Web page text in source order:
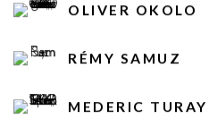
OLIVER OKOLO
RÉMY SAMUZ
MEDERIC TURAY